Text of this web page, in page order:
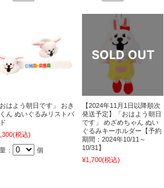
おはよう朝日です」 おき
ん ぬいぐるみリストバ
(税込)
： 個
【2024年11月1日以降順次
発送予定】「おはよう朝日
です」 めざめちゃん ぬい
ぐるみキーホルダー【予約
期間：2024年10/11～
10/31】
¥1,700(税込)